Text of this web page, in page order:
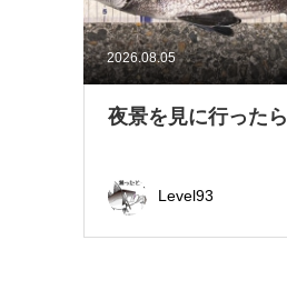
2026.08.05
夜景を見に行ったら
Level93